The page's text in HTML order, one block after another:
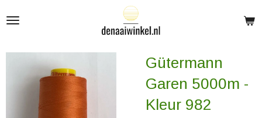
hoofdinhoud
Gütermann
Garen 5000m -
Kleur 982